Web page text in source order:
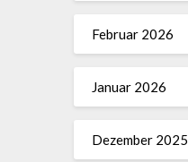
Februar 2026
Januar 2026
Dezember 2025